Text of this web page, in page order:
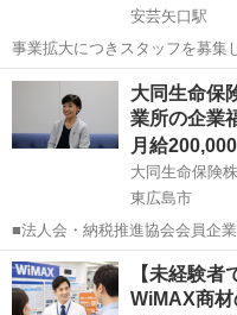
安芸矢口駅
事業拡大につきスタッフを募集します！ 毎日色々な商品
とても楽しいですよ！ 物に詳
立ちます！ 私生活で役立つ方
えます(内緒) また...
広島 広島市 安芸矢口駅
大同生命
業所の企業
月給
大同生命保険
東広島市
■法人会・納税推進協会会員企
きなどをお任せします。 家庭
と出向き、当社のお薦めするプ
問や知人・友人への保険勧誘は
広島 東広島市 代理店
【未経験
WiMAX商